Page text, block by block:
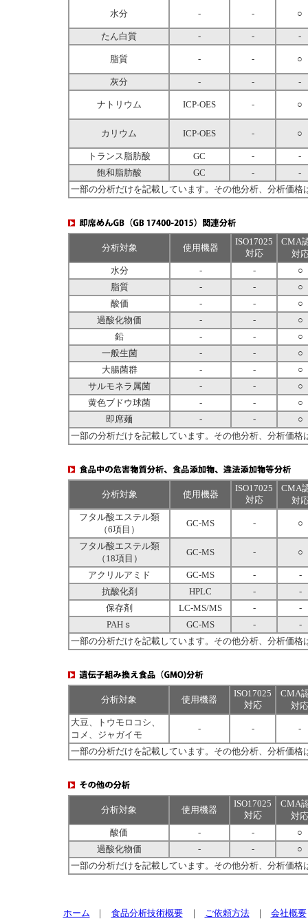
水分 - - ○
たん白質 - - -
脂質 - - ○
灰分 - - -
ナトリウム ICP-OES - ○
カリウム ICP-OES - ○
トランス脂肪酸 GC -
-
飽和脂肪酸
GC -
-
一部の分析だけを記載しています。その他分析、分析価格
分析対象 使用機器
ISO17025
対応
CMA
対
水分
- -
○
脂質
- -
○
酸価
- -
○
過酸化物価
- -
○
鉛
- -
○
一般生菌
- -
○
大腸菌群
- -
○
サルモネラ属菌
- -
○
黄色ブドウ球菌
- -
○
即席麺
- -
○
一部の分析だけを記載しています。その他分析、分析価格
分析対象 使用機器
ISO17025
対応
CMA
対
フタル酸エステル類
（6項目）
GC-MS - ○
フタル酸エステル類
（18項目）
GC-MS - ○
アクリルアミド GC-MS -
-
抗酸化剤
HPLC -
-
保存剤
LC-MS/MS -
-
PAHｓ
GC-MS -
-
一部の分析だけを記載しています。その他分析、分析価格
分析対象 使用機器
ISO17025
対応
CMA
対応
大豆、トウモロコシ、
コメ、ジャガイモ
- - -
一部の分析だけを記載しています。その他分析、分析価格
分析対象 使用機器
ISO17025
対応
CMA
対応
酸価
- -
○
過酸化物価
- -
○
一部の分析だけを記載しています。その他分析、分析価格
ホーム ｜ 食品分析技術概要 ｜ ご依頼方法 ｜ 会社概要